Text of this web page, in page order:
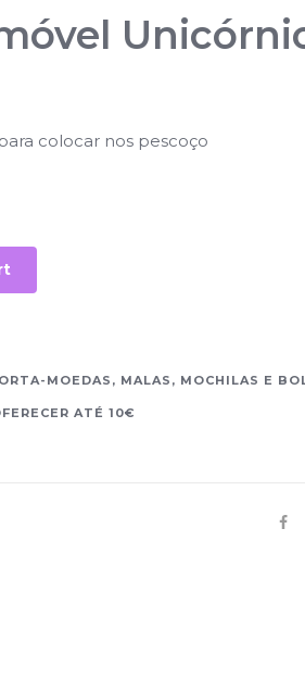
colocar nos pescoço
MOEDAS, MALAS, MOCHILAS E
ATÉ 10€